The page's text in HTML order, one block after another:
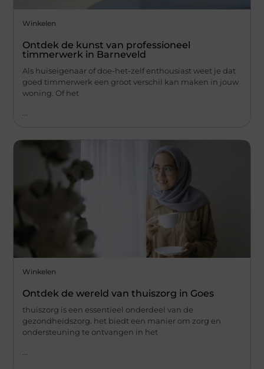
Winkelen
Ontdek de kunst van professioneel
timmerwerk in Barneveld
Als huiseigenaar of doe-het-zelf enthousiast weet je dat
goed timmerwerk een groot verschil kan maken in jouw
woning. Of het
Winkelen
Ontdek de wereld van thuiszorg in Goes
thuiszorg is een essentieel onderdeel van de
gezondheidszorg. het biedt een manier om zorg en
ondersteuning te ontvangen in het